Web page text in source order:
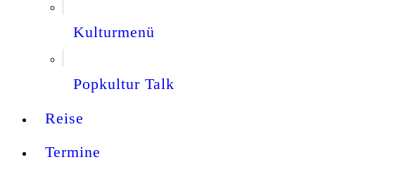
Kulturmenü
Popkultur Talk
Reise
Termine